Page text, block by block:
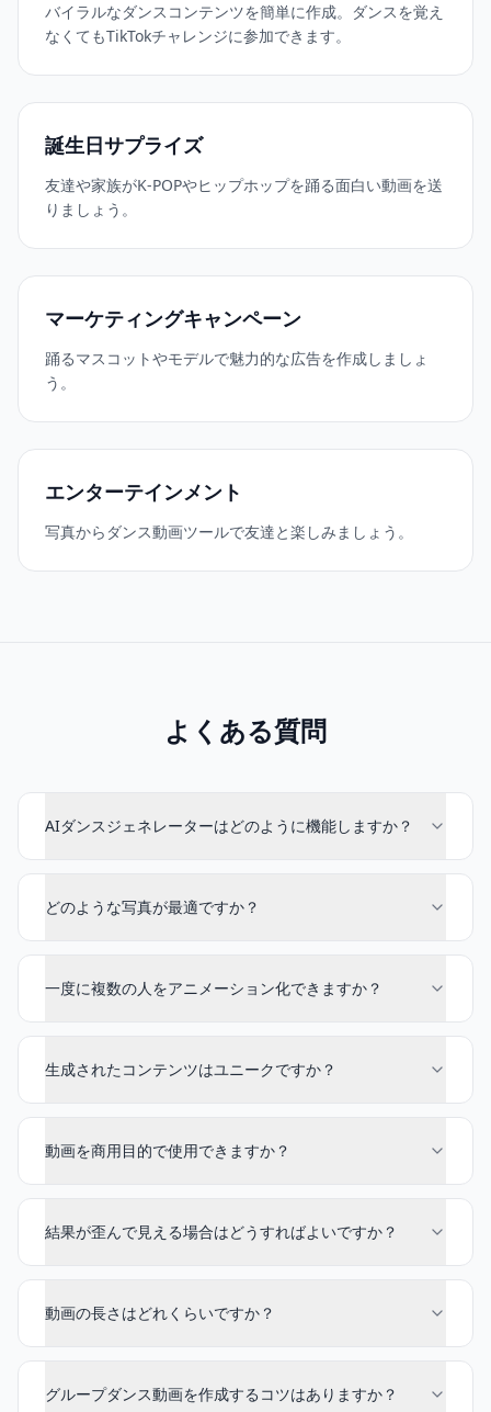
バイラルなダンスコンテンツを簡単に作成。ダンスを覚え
なくてもTikTokチャレンジに参加できます。
誕生日サプライズ
友達や家族がK-POPやヒップホップを踊る面白い動画を送
りましょう。
マーケティングキャンペーン
踊るマスコットやモデルで魅力的な広告を作成しましょ
う。
エンターテインメント
写真からダンス動画ツールで友達と楽しみましょう。
よくある質問
AIダンスジェネレーターはどのように機能しますか？
どのような写真が最適ですか？
一度に複数の人をアニメーション化できますか？
生成されたコンテンツはユニークですか？
動画を商用目的で使用できますか？
結果が歪んで見える場合はどうすればよいですか？
動画の長さはどれくらいですか？
グループダンス動画を作成するコツはありますか？